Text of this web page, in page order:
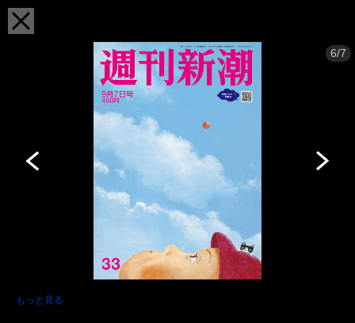
6/7
もっと見る